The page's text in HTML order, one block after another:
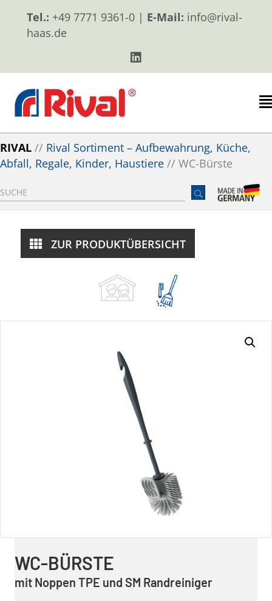
Tel.: +49 7771 9361-0 | E-Mail: info@rival-
haas.de
RIVAL // Rival Sortiment – Aufbewahrung, Küche,
Abfall, Regale, Kinder, Haustiere // WC-Bürste
ZUR PRODUKTÜBERSICHT
WC-BÜRSTE
mit Noppen TPE und SM Randreiniger